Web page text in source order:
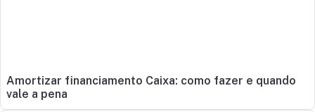
Amortizar financiamento Caixa: como fazer e quando
vale a pena